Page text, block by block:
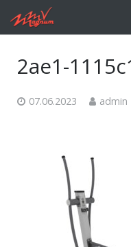
2ae1-
07.06.2023 admin